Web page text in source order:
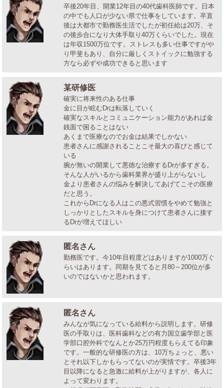
卒後20年目、開業12年目の40代歯科医師です。日本
の中でも人口が少ない県で仕事をしています。卒直
後は大都市で勤務医生活でしたが初任給は20万、そ
の後歩合になり大体手取り40万くらいでした。現在
は年収1500万位です。ストレスも多い仕事ですがや
り甲斐もあり、自分に厳しくストイックに勉強する
方なら必ずや成功できると思います
某研修医
確実に将来性のある仕事
金に目が眩むDrは転落していく
確実なスキルとコミュニケーション能力があれば金
銭面で困ることはない
あくまで医療なのでお金は結果でしかない
患者さんに感謝されることこそ最大の喜びと感じて
いる
腕が無いの開業して悪徳な治療するDrが多すぎる。
そんな人がいるから歯科業界が盛り上がらないし
金より患者さんの悩みを解決してあげてこその医療
だと思う。
これからDrになる人はこの悪式習慣をやめて勉強と
しっかりとしたスキルを身につけて患者さんに接す
るDrが増えてほしい
匿名さん
勤務医です。今10年目程度どはありますが1000万ぐ
らいはあります。同期を見てると月80～200位が多
いのではないかと思われます。
匿名さん
みんなが気になっている給料から説明します。研修
医の手取りは、医科歯科などの有力国立歯学部と医
学部口腔外科でなんとか25万円程度もらえてる印象
です。一般的な研修医の方は、10万ちょっと、悪い
とそれ以下しかもらってないのが実情です。卒後3年
目以降になると急激に給料が上がりますが、各人に
よって変わります。